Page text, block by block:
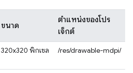
ขนาด
ตำแหน่งของโปร
เจ็กต์
320x320 พิกเซล /res/drawable-mdpi/